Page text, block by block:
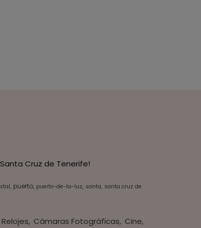
Cruz de Tenerife!
puerto puerto-de-la-luz santa santa cruz de
Relojes Cámaras Fotográficas Cine